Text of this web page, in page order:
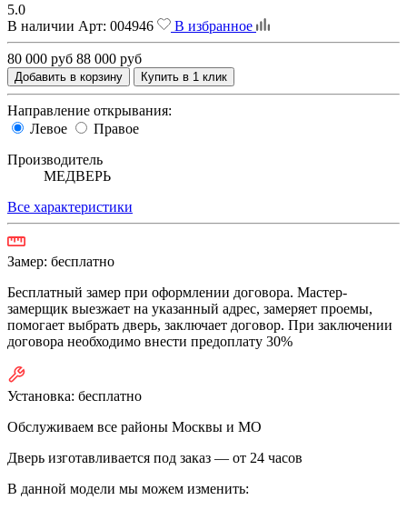
5.0
В наличии Арт: 004946 В избранное
80 000 руб 88 000 руб
Добавить в корзину Купить в 1 клик
Направление открывания:
Левое
Правое
Производитель
МЕДВЕРЬ
Все характеристики
Замер: бесплатно
Бесплатный замер при оформлении договора. Мастер-
замерщик выезжает на указанный адрес, замеряет проемы,
помогает выбрать дверь, заключает договор. При заключении
договора необходимо внести предоплату 30%
Установка: бесплатно
Обслуживаем все районы Москвы и МО
Дверь изготавливается под заказ — от 24 часов
В данной модели мы можем изменить: